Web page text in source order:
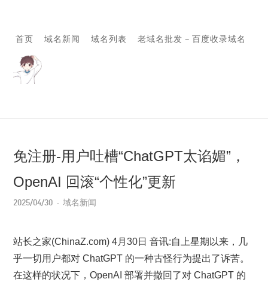
首页 域名新闻 域名列表 老域名批发 – 百度收录域名
免注册-用户吐槽“ChatGPT太谄媚”，
OpenAI 回滚“个性化”更新
2025/04/30 域名新闻
站长之家(ChinaZ.com) 4月30日 音讯:自上星期以来，几
乎一切用户都对 ChatGPT 的一种古怪行为提出了诉苦。
在这样的状况下，OpenAI 部署并撤回了对 ChatGPT 的